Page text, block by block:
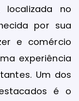
no
por sua
e comércio
experiência
Um dos
é o